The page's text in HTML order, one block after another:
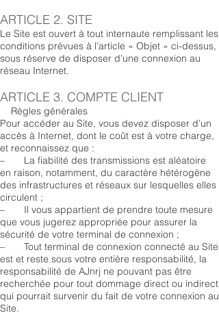
ARTICLE 2. SITE
Le Site est ouvert à tout internaute remplissant les
conditions prévues à l’article « Objet » ci-dessus,
sous réserve de disposer d’une connexion au
réseau Internet.
ARTICLE 3. COMPTE CLIENT
Règles générales
Pour accéder au Site, vous devez disposer d’un
accès à Internet, dont le coût est à votre charge,
et reconnaissez que :
– La fiabilité des transmissions est aléatoire
en raison, notamment, du caractère hétérogène
des infrastructures et réseaux sur lesquelles elles
circulent ;
– Il vous appartient de prendre toute mesure
que vous jugerez appropriée pour assurer la
sécurité de votre terminal de connexion ;
– Tout terminal de connexion connecté au Site
est et reste sous votre entière responsabilité, la
responsabilité de AJnrj ne pouvant pas être
recherchée pour tout dommage direct ou indirect
qui pourrait survenir du fait de votre connexion au
Site.